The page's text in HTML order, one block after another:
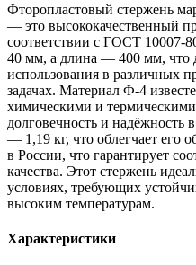
Фторопластовый стержень
— это высококачественный
соответствии с ГОСТ 10007-
40 мм, а длина — 400 мм, что
использования в различных
задачах. Материал Ф-4
химическими и термическими
долговечность и надёжность
— 1,19 кг, что облегчает его
в России, что гарантирует
качества. Этот стержень
условиях, требующих
высоким температурам.
Характеристики